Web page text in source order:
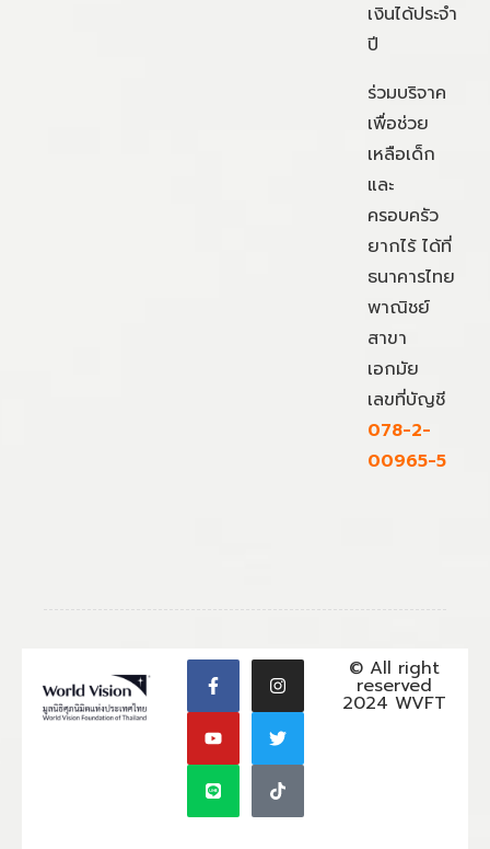
เงินได้ประจำ
ปี
ร่วมบริจาค
เพื่อช่วย
เหลือเด็ก
และ
ครอบครัว
ยากไร้ ได้ที่
ธนาคารไทย
พาณิชย์
สาขา
เอกมัย
เลขที่บัญชี
078-2-
00965-5
© All right
reserved
2024 WVFT